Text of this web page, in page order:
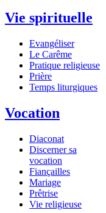
Vie spirituelle
Evangéliser
Le Carême
Pratique religieuse
Prière
Temps liturgiques
Vocation
Diaconat
Discerner sa
vocation
Fiançailles
Mariage
Prêtrise
Vie religieuse